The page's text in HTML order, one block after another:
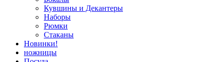
Кувшины и Декантеры
Наборы
Рюмки
Стаканы
Новинки!
ножницы